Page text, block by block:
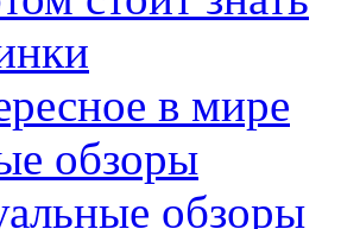
в мире
обзоры
обзоры